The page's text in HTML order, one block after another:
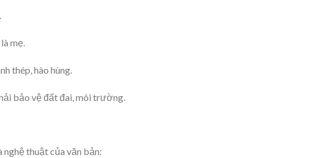
mẹ.
thép, hào hùng.
bảo vệ đất đai, môi trường.
nghệ thuật của văn bản: